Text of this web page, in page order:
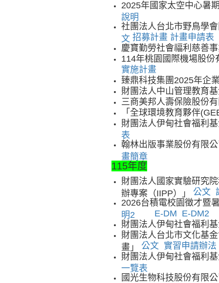
2025年國家太空中心暑
說明
社團法人台北市野鳥學
文 招募計畫 計畫申請表
慶寶勤勞社會福利慈善
114年桃園國際機場股
實施計畫
臻鼎科技集團2025年企
財團法人中山管理教育
三商美邦人壽保險股份
「全球環境教育夥伴
財團法人伊甸社會福利
表
翰林出版事業股份有限
畫簡章
115年度
財團法人國家實驗研究
辦專案（IIPP）」 公文
2026台積電校園徵才
明2 E-DM E-DM2
財團法人伊甸社會福利
財團法人台北市文化基
畫」 公文 實習申請辦法
財團法人伊甸社會福利
一覽表
國光生物科技股份有限